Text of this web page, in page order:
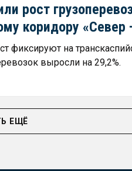
рост
коридору
фиксируют на
выросли на 29,2%.
ЕЩЁ